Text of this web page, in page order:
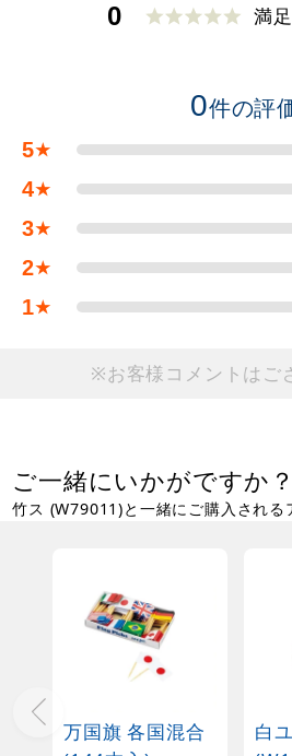
0 満
0件の評
5★
4★
3★
2★
1★
※お客様コメントはご
ご一緒にいかがですか？
竹ス (W79011)と一緒にご購入される
万国旗 各国混合
白